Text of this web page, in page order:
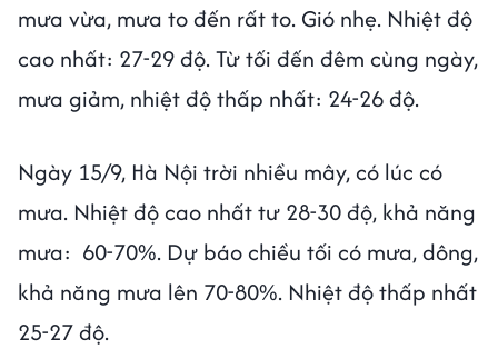
mưa vừa, mưa to đến rất to. Gió nhẹ. Nhiệt độ
cao nhất: 27-29 độ. Từ tối đến đêm cùng ngày,
mưa giảm, nhiệt độ thấp nhất: 24-26 độ.
Ngày 15/9, Hà Nội trời nhiều mây, có lúc có
mưa. Nhiệt độ cao nhất tư 28-30 độ, khả năng
mưa: 60-70%. Dự báo chiều tối có mưa, dông,
khả năng mưa lên 70-80%. Nhiệt độ thấp nhất
25-27 độ.